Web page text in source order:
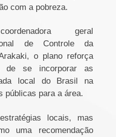
com a pobreza.
geral
de Controle da
o plano reforça
de se incorporar as
local do Brasil na
públicas para a área.
locais, mas
uma recomendação